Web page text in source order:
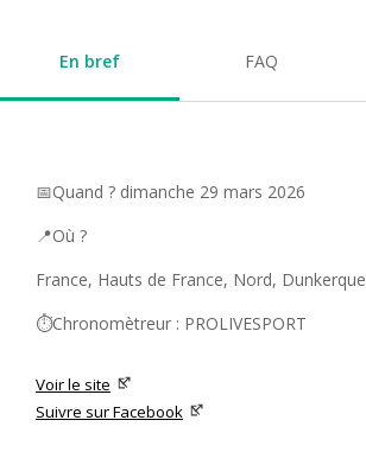
En bref FAQ
📅Quand ? dimanche 29 mars 2026
📍Où ?
France, Hauts de France, Nord, Dunkerque
⏱️Chronomètreur : PROLIVESPORT
Voir le site
Suivre sur Facebook